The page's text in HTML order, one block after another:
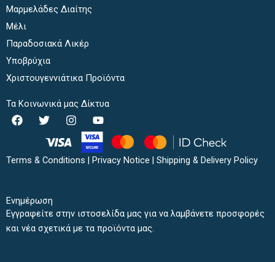
Μαρμελάδες Διαίτης
Μέλι
Παραδοσιακά Λικέρ
Υποβρύχια
Χριστουγεννιάτικα Προϊόντα
Τα Κοινωνικά μας Δίκτυα
F
a
b
T
w
i
t
I
n
t
a
Y
o
u
t
u
Terms & Conditions | Privacy Notice | Shipping & Delivery Policy
Ενημέρωση
Εγγραφείτε στην ιστοσελίδα μας για να λαμβάνετε προσφορές
και νέα σχετικά με τα προϊόντα μας.